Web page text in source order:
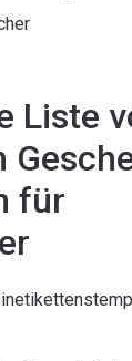
Liste
für